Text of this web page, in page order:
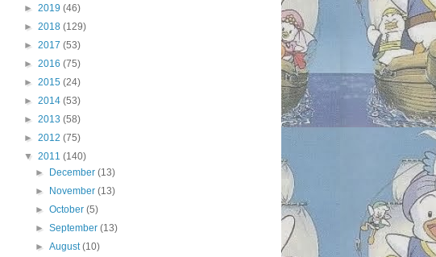
► 2019 (46)
► 2018 (129)
► 2017 (53)
► 2016 (75)
► 2015 (24)
► 2014 (53)
► 2013 (58)
► 2012 (75)
▼ 2011 (140)
►
December(13)
►
November(13)
►October(5)
►September(13)
►August(10)